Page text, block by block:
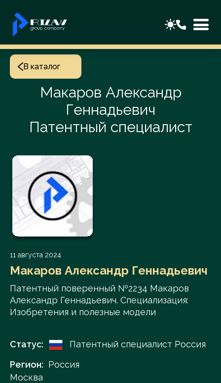
В каталог
Макаров Александр
Геннадьевич
Патентный специалист
11 августа 2024
Макаров Александр Геннадьевич
Патентный поверенный №2234 Макаров
Александр Геннадьевич. Специализация:
Изобретения и полезные модели
Статус:
Патентный специалист Россия
Регион: Россия
Москва